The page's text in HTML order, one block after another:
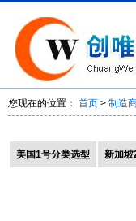
您现在的位置： 首页 > 制造
美国1号分类选型 新加坡